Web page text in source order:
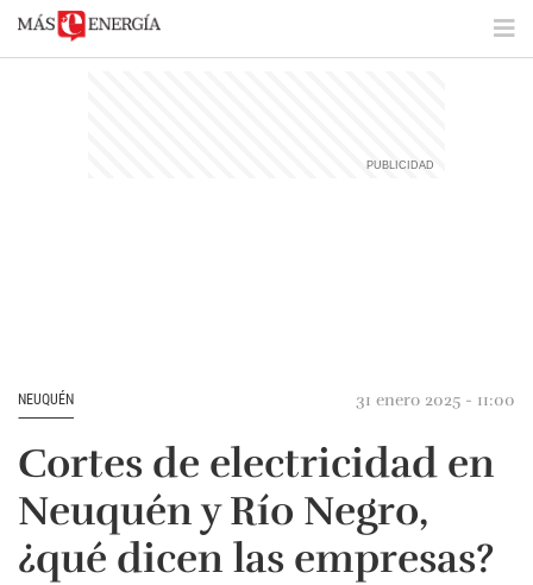
NEUQUÉN 31 enero 2025 - 11:00
Cortes de electricidad en
Neuquén y Río Negro,
¿qué dicen las empresas?